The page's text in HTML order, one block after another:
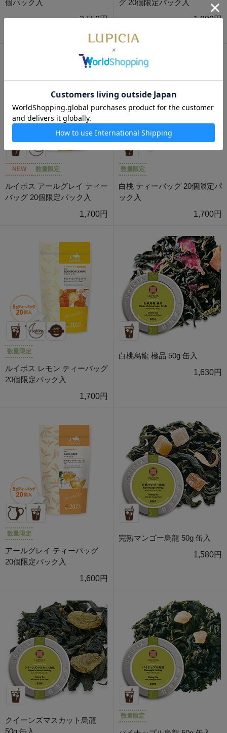
個パック入
2,550円
特別価格：2,040円
グ 20個限定パック入
1,900円
NEW 数量限定
ルイボス アールグレイ ティー
バッグ 20個限定パック入
1,700円
数量限定
白桃 ティーバッグ 20個限定パ
ック入
1,700円
数量限定
ルイボス レモン ティーバッグ
20個限定パック入
1,700円
白桃烏龍 極品 50g 缶入
1,630円
数量限定
アールグレイ ティーバッグ
20個限定パック入
1,600円
完熟マンゴー烏龍 50g 缶入
1,580円
クイーンズマスカット烏龍
数量限定